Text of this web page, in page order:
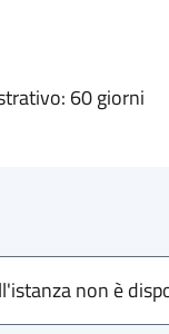
60 giorni
non è